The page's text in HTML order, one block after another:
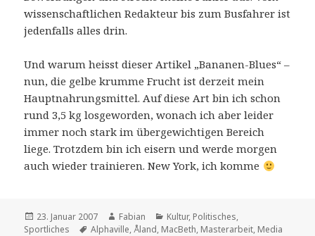
wissenschaftlichen Redakteur bis zum Busfahrer ist
jedenfalls alles drin.
Und warum heisst dieser Artikel „Bananen-Blues“ –
nun, die gelbe krumme Frucht ist derzeit mein
Hauptnahrungsmittel. Auf diese Art bin ich schon
rund 3,5 kg losgeworden, wonach ich aber leider
immer noch stark im übergewichtigen Bereich
liege. Trotzdem bin ich eisern und werde morgen
auch wieder trainieren. New York, ich komme
Veröffentlicht
am
23. Januar 2007 Autor
Fabian Kategorien
Kultur, Politisches,
Sportliches
Schlagwörter
Alphaville,Åland, MacBeth, Masterarbeit, Media